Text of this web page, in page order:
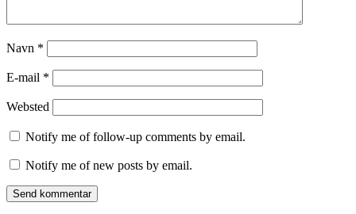
Navn *
E-mail *
Websted
Notify me of follow-up comments by email.
Notify me of new posts by email.